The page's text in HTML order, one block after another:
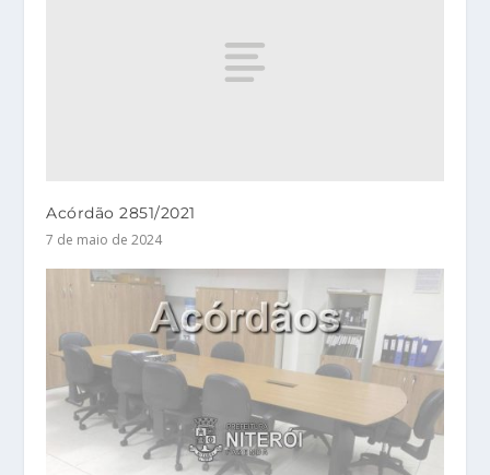
Acórdão 2851/2021
7 de maio de 2024